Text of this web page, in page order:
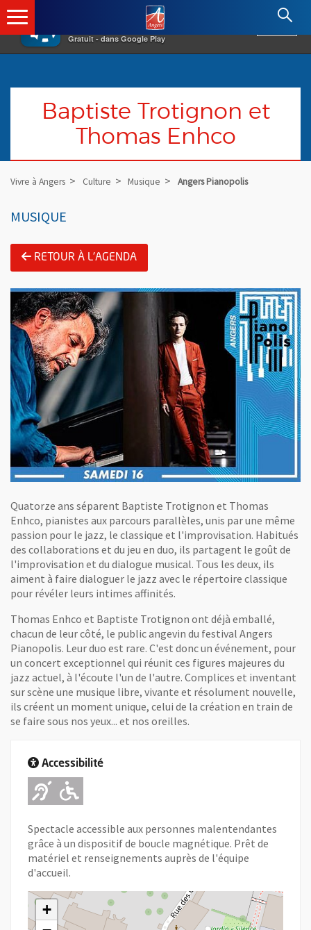
×
Gratuit - dans Google Play
Angers.fr : Retour à l'accueil
Baptiste Trotignon et
Thomas Enhco
Vivre à Angers Culture Musique Angers Pianopolis
MUSIQUE
RETOUR À L'AGENDA
Quatorze ans séparent Baptiste Trotignon et Thomas
Enhco, pianistes aux parcours parallèles, unis par une même
passion pour le jazz, le classique et l'improvisation. Habitués
des collaborations et du jeu en duo, ils partagent le goût de
l'improvisation et du dialogue musical. Tous les deux, ils
aiment à faire dialoguer le jazz avec le répertoire classique
pour révéler leurs intimes affinités.
Thomas Enhco et Baptiste Trotignon ont déjà emballé,
chacun de leur côté, le public angevin du festival Angers
Pianopolis. Leur duo est rare. C'est donc un événement, pour
un concert exceptionnel qui réunit ces figures majeures du
jazz actuel, à l'écoute l'un de l'autre. Complices et inventant
sur scène une musique libre, vivante et résolument nouvelle,
ils créent un moment unique, celui de la création en train de
se faire sous nos yeux... et nos oreilles.
Accessibilité
Adapté pour l'handicap Auditif
Adapté pour l'handicap
Spectacle accessible aux personnes malentendantes
grâce à un dispositif de boucle magnétique. Prêt de
matériel et renseignements auprès de l'équipe
d'accueil.
+